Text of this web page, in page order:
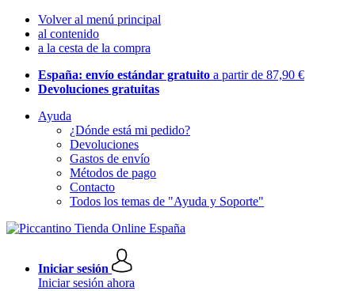
Volver al menú principal
al contenido
a la cesta de la compra
España: envío estándar gratuito a partir de 87,90 €
Devoluciones gratuitas
Ayuda
¿Dónde está mi pedido?
Devoluciones
Gastos de envío
Métodos de pago
Contacto
Todos los temas de "Ayuda y Soporte"
Iniciar sesión
Iniciar sesión ahora